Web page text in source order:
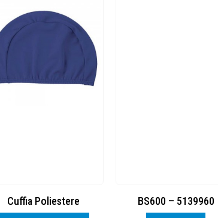
BS600 – 5139960 Toppe ricamate in HD